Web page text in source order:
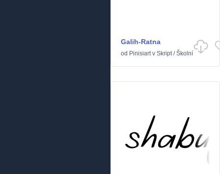
Galih-Ratna
od Pinisiartv Skript/Školní